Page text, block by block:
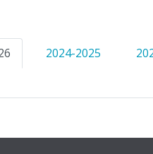
2024-2025